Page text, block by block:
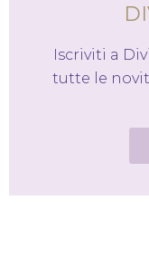
Iscriviti a
tutte le